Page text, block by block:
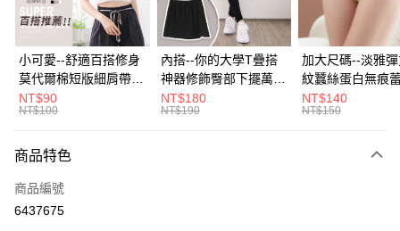
街口支付
悠遊付
Google Pay
全盈+PAY
大哥付你分期
【大哥付你分期使用說明】
1.本服務由台灣大哥大提供，台灣大哥大用戶可立即使用無須另外申請。
AFTEE先享後付
小可愛--舒適百搭修身
莫代爾棉短版細肩帶素
色背心(白.黑.灰L-2L)-
U582眼圈熊中大尺碼
NT$90
NT$100
內搭--你的大學T疊搭
神器修飾臀部下擺萬用
內搭裙/遮臀裙(黑2L-
6L)-Q155眼圈熊中大
NT$180
NT$190
加大尺碼--淡雅
紋蠶絲蛋白無痕
角內褲(白.粉.藍.
3L)-L28眼圈熊中
NT$140
NT$150
商品特色
商品編號
6437675